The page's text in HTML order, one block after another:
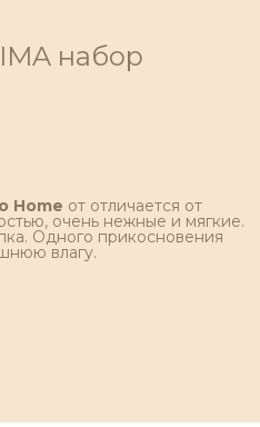
набор
Home от отличается от
очень нежные и мягкие.
Одного прикосновения
влагу.